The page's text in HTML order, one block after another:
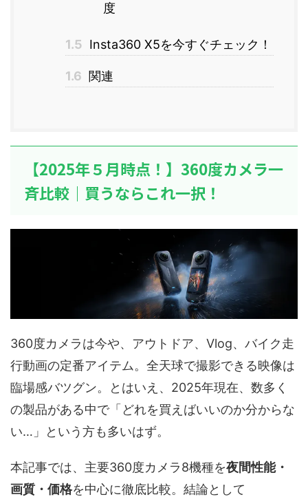
度
1.5 Insta360 X5を今すぐチェック！
1.6 関連
【2025年５月時点！】360度カメラ一
斉比較｜買うならこれ一択！
360度カメラは今や、アウトドア、Vlog、バイク走
行動画の定番アイテム。全天球で撮影できる映像は
臨場感バツグン。とはいえ、2025年現在、数多く
の製品がある中で「どれを買えばいいのか分からな
い…」という方も多いはず。
本記事では、主要360度カメラ8機種を夜間性能・
画質・価格を中心に徹底比較。結論として